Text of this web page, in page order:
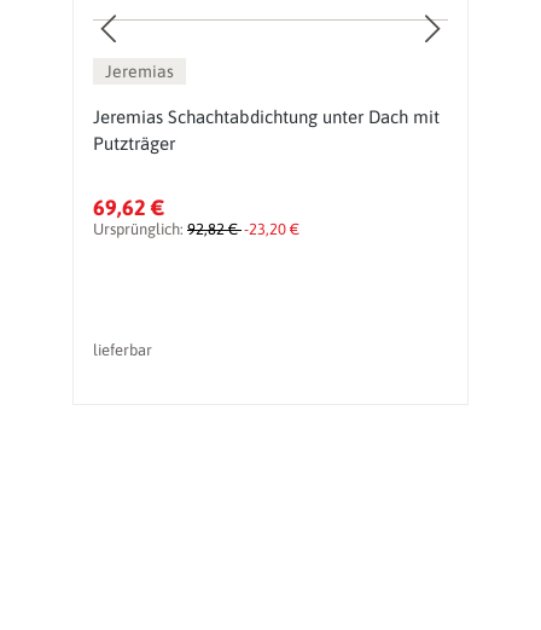
Jeremias
Jeremias Schachtabdichtung unter Dach mit
Putzträger
69,62 €
Ursprünglich: 92,82 €-23,20 €
lieferbar